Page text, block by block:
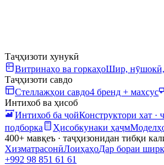
Таҷҳизоти хунукӣ
Витринаҳо ва горкаҳоШир, нӯшокӣ,
Таҷҳизоти савдо
Стеллажҳои савдо4 бренд + махсус
Интихоб ва ҳисоб
Интихоб ба ҷойКонструктори хат ·
подборка
Ҳисобкунаки ҳаҷм
400+ мавқеъ · таҷҳизонидан тибқи
ХизматрасонӣЛоиҳаҳоДар бораи
+992 98 851 61 61